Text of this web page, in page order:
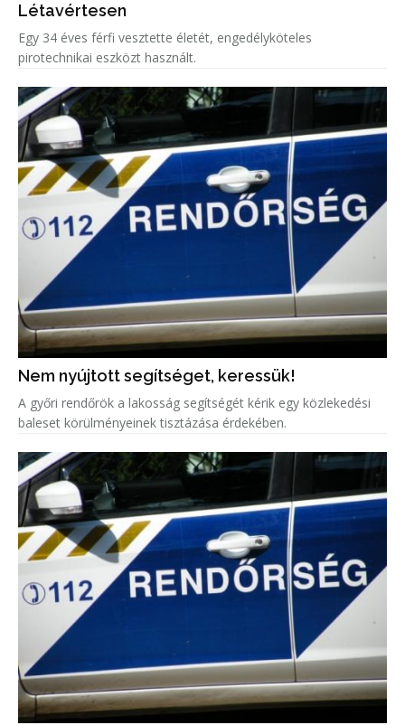
Létavértesen
Egy 34 éves férfi vesztette életét, engedélyköteles
pirotechnikai eszközt használt.
Nem nyújtott segítséget, keressük!
A győri rendőrök a lakosság segítségét kérik egy közlekedési
baleset körülményeinek tisztázása érdekében.